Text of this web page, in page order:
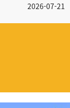
2026-07-21